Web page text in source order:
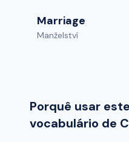
Marriage
Manželství
Porquê usar
vocabulário de